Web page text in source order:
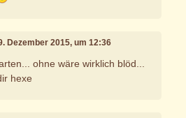
Dezember 2015, um 12:36
ohne wäre wirklich blöd...
hexe